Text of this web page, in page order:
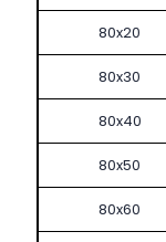
80x20
80x30
80x40
80x50
80x60